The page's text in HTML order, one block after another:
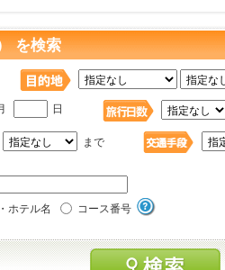
を検索
日
まで
ホテル名 コース番号